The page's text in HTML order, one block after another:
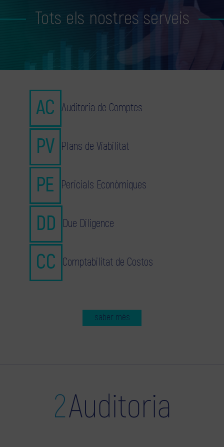
Tots els nostres serveis
Auditoria de Comptes
Plans de Viabilitat
Pericials Econòmiques
Due Diligence
Comptabilitat de Costos
saber més